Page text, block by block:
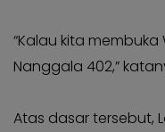
Photo
“Kalau kita membuka
Nanggala 402,”
Atas dasar tersebut,